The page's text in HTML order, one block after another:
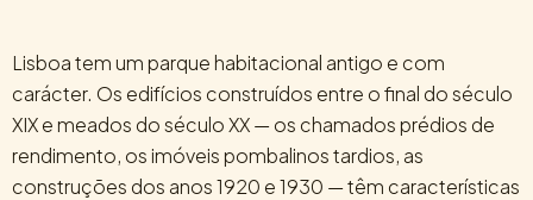
Lisboa tem um parque habitacional antigo e com
carácter. Os edifícios construídos entre o final do século
XIX e meados do século XX — os chamados prédios de
rendimento, os imóveis pombalinos tardios, as
construções dos anos 1920 e 1930 — têm características